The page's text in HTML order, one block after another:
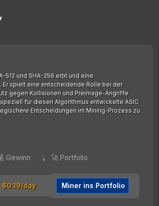
512 und SHA-256 erbt und eine
spielt eine entscheidende Rolle bei der
gegen Kollisionen und Preimage-Angriffe
für diesen Algorithmus entwickelte ASIC
Entscheidungen im Mining-Prozess zu
Gewinn 🚀 Portfolio
$0.19/day Miner ins Portfolio